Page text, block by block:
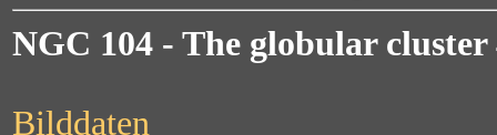
NGC 104 - The globular cluster
Bilddaten